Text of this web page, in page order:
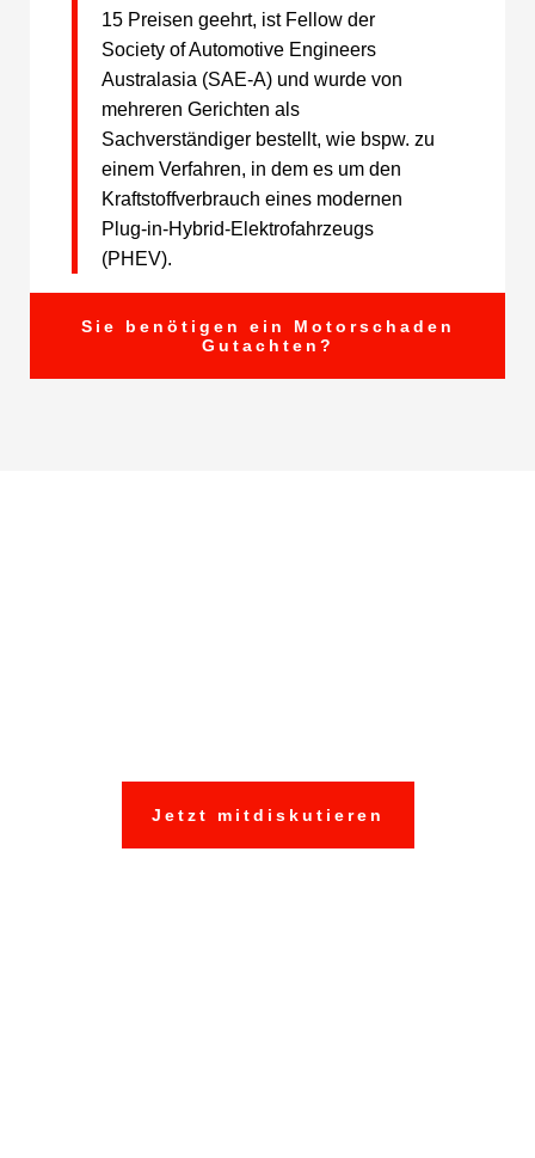
15 Preisen geehrt, ist Fellow der
Society of Automotive Engineers
Australasia (SAE-A) und wurde von
mehreren Gerichten als
Sachverständiger bestellt, wie bspw. zu
einem Verfahren, in dem es um den
Kraftstoffverbrauch eines modernen
Plug-in-Hybrid-Elektrofahrzeugs
(PHEV).
Sie benötigen ein Motorschaden
Gutachten?
Jetzt mitdiskutieren